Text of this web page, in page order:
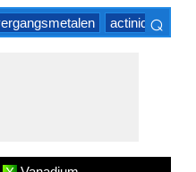
actinide Series
⌕